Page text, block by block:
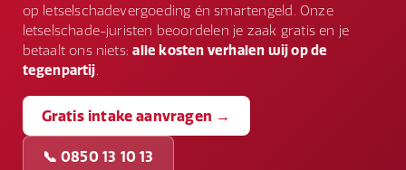
behandelingsrespons.
op letselschadevergoeding én smartengeld. Onze
letselschade-juristen beoordelen je zaak gratis en je
betaalt ons niets:alle kosten verhalen wij op de
tegenpartij
Gratis intake aanvragen →
📞 0850 13 10 13